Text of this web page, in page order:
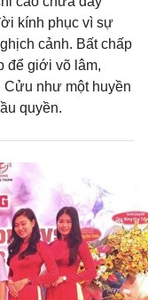
kính phục vì sự
cảnh. Bất chấp
để giới võ lâm,
như một huyền
quyền.